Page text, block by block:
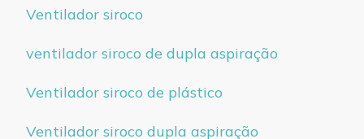
Ventilador siroco
ventilador siroco de dupla aspiração
Ventilador siroco de plástico
Ventilador siroco dupla aspiração